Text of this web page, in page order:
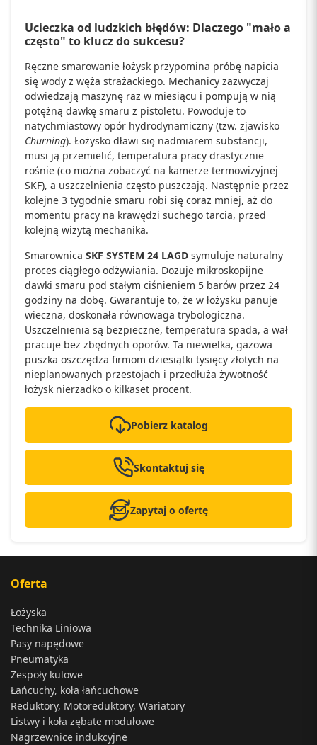
Ucieczka od ludzkich błędów: Dlaczego "mało a
często" to klucz do sukcesu?
Ręczne smarowanie łożysk przypomina próbę napicia
się wody z węża strażackiego. Mechanicy zazwyczaj
odwiedzają maszynę raz w miesiącu i pompują w nią
potężną dawkę smaru z pistoletu. Powoduje to
natychmiastowy opór hydrodynamiczny (tzw. zjawisko
Churning). Łożysko dławi się nadmiarem substancji,
musi ją przemielić, temperatura pracy drastycznie
rośnie (co można zobaczyć na kamerze termowizyjnej
SKF), a uszczelnienia często puszczają. Następnie przez
kolejne 3 tygodnie smaru robi się coraz mniej, aż do
momentu pracy na krawędzi suchego tarcia, przed
kolejną wizytą mechanika.
Smarownica SKF SYSTEM 24 LAGD symuluje naturalny
proces ciągłego odżywiania. Dozuje mikroskopijne
dawki smaru pod stałym ciśnieniem 5 barów przez 24
godziny na dobę. Gwarantuje to, że w łożysku panuje
wieczna, doskonała równowaga trybologiczna.
Uszczelnienia są bezpieczne, temperatura spada, a wał
pracuje bez zbędnych oporów. Ta niewielka, gazowa
puszka oszczędza firmom dziesiątki tysięcy złotych na
nieplanowanych przestojach i przedłuża żywotność
łożysk nierzadko o kilkaset procent.
Pobierz katalog
Skontaktuj się
Zapytaj o ofertę
Oferta
Łożyska
Technika Liniowa
Pasy napędowe
Pneumatyka
Zespoły kulowe
Łańcuchy, koła łańcuchowe
Reduktory, Motoreduktory, Wariatory
Listwy i koła zębate modułowe
Nagrzewnice indukcyjne